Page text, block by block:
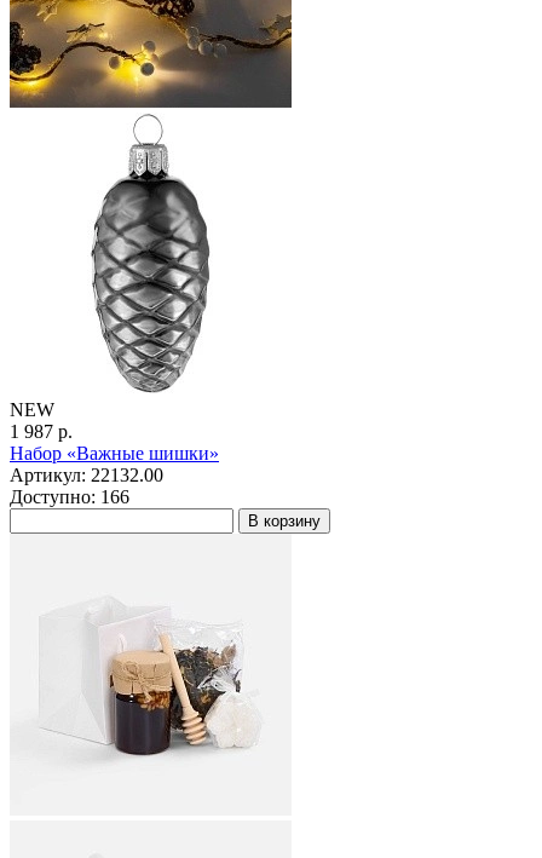
NEW
1 987 р.
Набор «Важные шишки»
Артикул: 22132.00
Доступно: 166
В корзину